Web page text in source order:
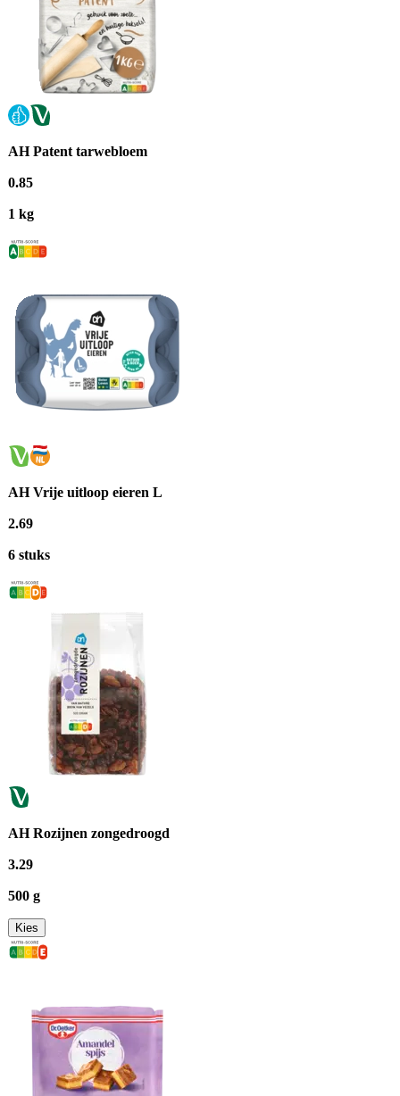
AH Patent tarwebloem
0.85
1 kg
AH Vrije uitloop eieren L
2.69
6 stuks
AH Rozijnen zongedroogd
3.29
500 g
Kies